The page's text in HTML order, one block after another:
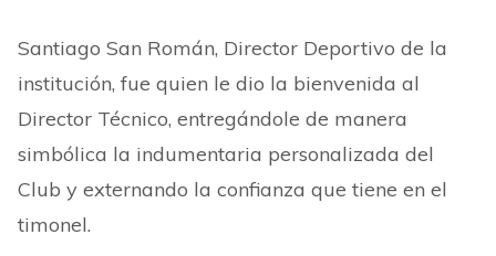
Santiago San Román, Director Deportivo de la
institución, fue quien le dio la bienvenida al
Director Técnico, entregándole de manera
simbólica la indumentaria personalizada del
Club y externando la confianza que tiene en el
timonel.